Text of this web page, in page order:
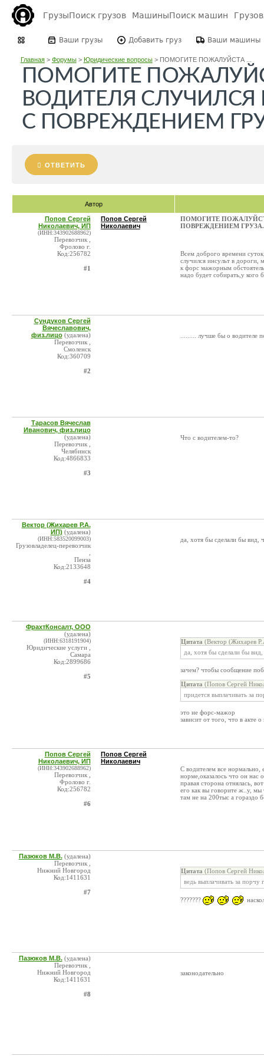
ГрузыПоиск грузов МашиныПоиск машин
Ваши грузы Добавить груз Ваши машины
Главная> Форумы> Юридические вопросы> ПОМОГИТЕ ПОЖАЛУЙСТА ...
ПОМОГИТЕ
ВОДИТЕЛЯ СЛУЧИЛСЯ
С ПОВРЕЖДЕНИЕМ
ОТВЕТИТЬ
Автор
Попов Сергей
Николаевич, ИП
(ИНН:343902688962)
Перевозчик ,
Фролово г.
Код:256782
#1
Попов Сергей
Николаевич
ПОМОГИТЕ
ПОВРЕЖДЕНИЕМ ГРУЗА.
Всем доброго времени
случился инсульт в дороги,
к форс мажорным
надо будет собирать,у кого
Сундуков Сергей
Вячеславович,
физ.лицо (удалена)
Перевозчик ,
Смоленск
Код:360709
#2
......... лучше бы о водителе
Тарасов Вячеслав
Иванович, физ.лицо
(удалена)
Перевозчик ,
Челябинск
Код:4866833
#3
Что с водителем-то?
Вектор (Жихарев Р.А.
ИП) (удалена)
(ИНН:583520099003)
Грузовладелец-перевозчик
Пенза
Код:2133648
#4
да, хотя бы сделали бы вид,
ФрахтКонсалт, ООО
(удалена)
(ИНН:6318191904)
Юридические услуги ,
Самара
Код:2899686
#5
Цитата (Вектор (Жихарев
да, хотя бы сделали бы
зачем? чтобы сообщение
Цитата (Попов Сергей
придется выплачивать за
это не форс-мажор
зависит от того, что в акте
Попов Сергей
Николаевич, ИП
(ИНН:343902688962)
Перевозчик ,
Фролово г.
Код:256782
#6
Попов Сергей
Николаевич
С водителем все нормально,
норме,оказалось что он нас
правая сторона отнялась,
его как вы говорите ж..у, мы
там не на 200тыс а гораздо
Пазюков М.В. (удалена)
Перевозчик ,
Нижний Новгород
Код:1411631
#7
Цитата (Попов Сергей
ведь выплачивать за порчу
???????
Пазюков М.В. (удалена)
Перевозчик ,
Нижний Новгород
Код:1411631
#8
законодательно